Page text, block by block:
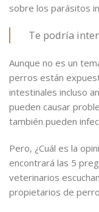
sobre los parásitos
Te podría
Aunque no es un
perros están
intestinales incluso
pueden causar
también pueden
Pero, ¿Cuál es la
encontrará las 5
veterinarios
propietarios de